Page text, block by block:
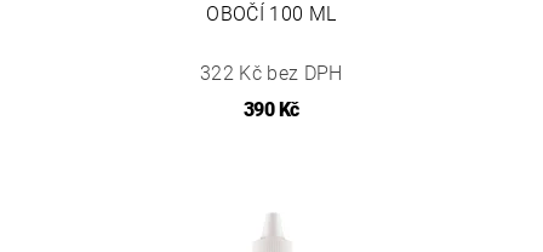
OBOČÍ 100 ML
322 Kč bez DPH
390 Kč